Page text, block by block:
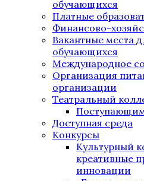
обучающихся
Платные
Финансово-
Вакантные места
обучающихся
Международное
Организация
организации
Театральный
Доступная среда
Конкурсы
Культурный
креативные
инновации